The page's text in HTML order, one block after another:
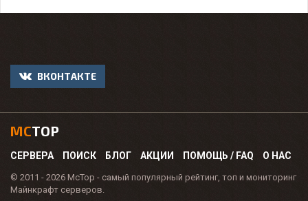
ВКОНТАКТЕ
MCTOP
СЕРВЕРА ПОИСК БЛОГ АКЦИИ ПОМОЩЬ / FAQ О НАС
© 2011 - 2026 McTop - самый популярный рейтинг, топ и мониторинг
Майнкрафт серверов.